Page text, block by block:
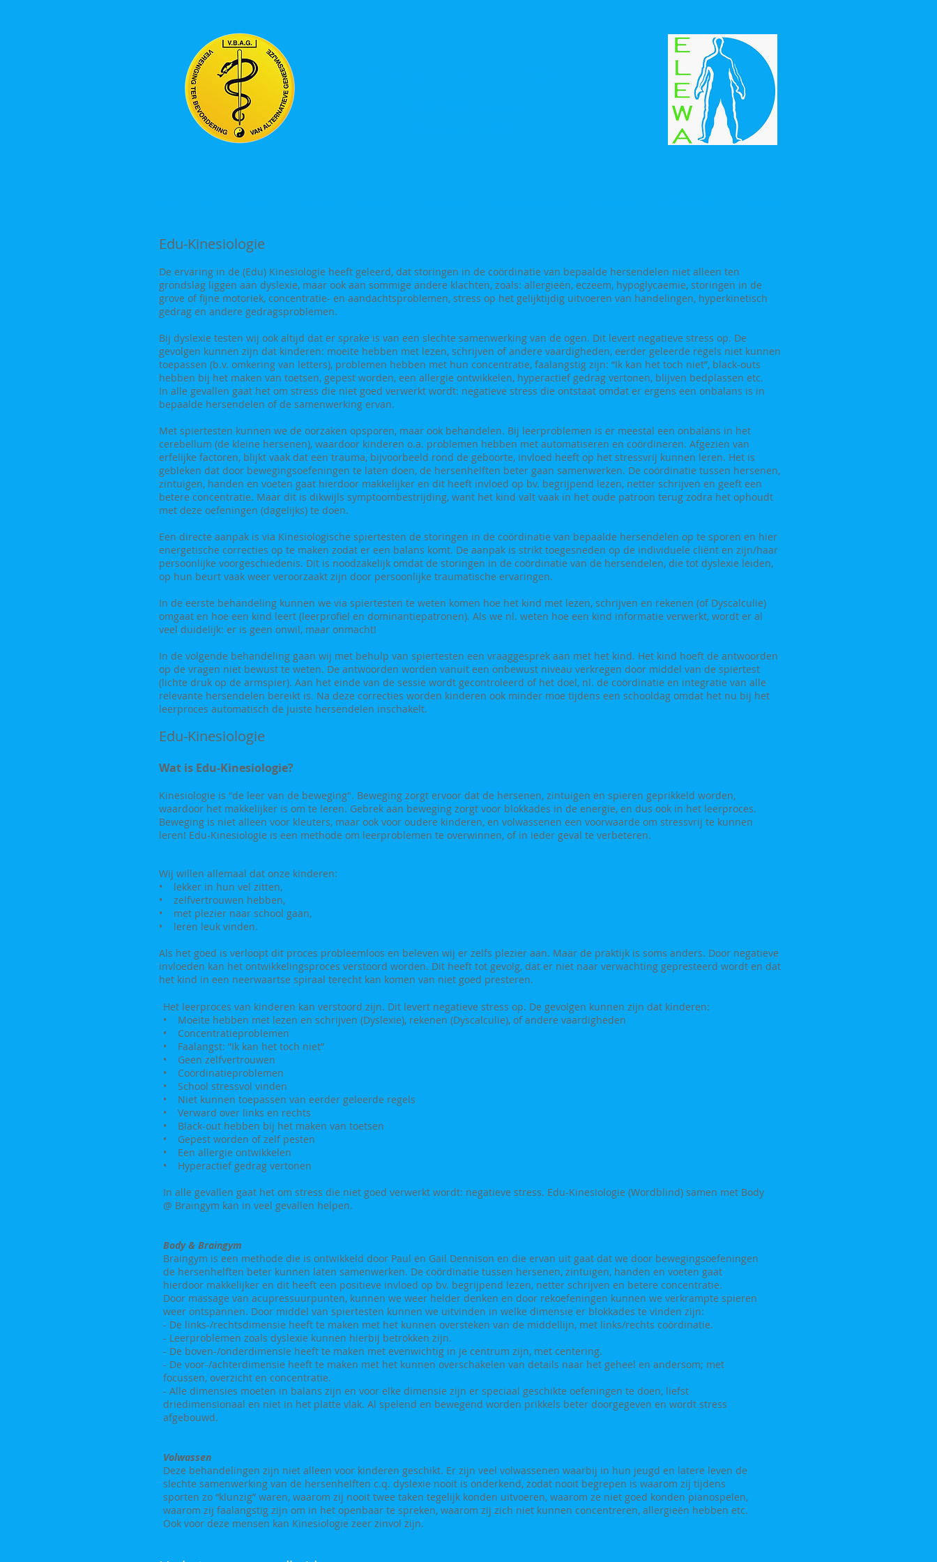
Edu-Kinesiologie
De ervaring in de (Edu) Kinesiologie heeft geleerd, dat storingen in de coördinatie van bepaalde hersendelen niet alleen ten
grondslag liggen aan dyslexie, maar ook aan sommige andere klachten, zoals: allergieën, eczeem, hypoglycaemie, storingen in de
grove of fijne motoriek, concentratie- en aandachtsproblemen, stress op het gelijktijdig uitvoeren van handelingen, hyperkinetisch
gedrag en andere gedragsproblemen.
Bij dyslexie testen wij ook altijd dat er sprake is van een slechte samenwerking van de ogen. Dit levert negatieve stress op. De
gevolgen kunnen zijn dat kinderen: moeite hebben met lezen, schrijven of andere vaardigheden, eerder geleerde regels niet kunnen
toepassen (b.v. omkering van letters), problemen hebben met hun concentratie, faalangstig zijn: “Ik kan het toch niet”, black-outs
hebben bij het maken van toetsen, gepest worden, een allergie ontwikkelen, hyperactief gedrag vertonen, blijven bedplassen etc.
In alle gevallen gaat het om stress die niet goed verwerkt wordt: negatieve stress die ontstaat omdat er ergens een onbalans is in
bepaalde hersendelen of de samenwerking ervan.
Met spiertesten kunnen we de oorzaken opsporen, maar ook behandelen. Bij leerproblemen is er meestal een onbalans in het
cerebellum (de kleine hersenen), waardoor kinderen o.a. problemen hebben met automatiseren en coördineren. Afgezien van
erfelijke factoren, blijkt vaak dat een trauma, bijvoorbeeld rond de geboorte, invloed heeft op het stressvrij kunnen leren. Het is
gebleken dat door bewegingsoefeningen te laten doen, de hersenhelften beter gaan samenwerken. De coördinatie tussen hersenen,
zintuigen, handen en voeten gaat hierdoor makkelijker en dit heeft invloed op bv. begrijpend lezen, netter schrijven en geeft een
betere concentratie. Maar dit is dikwijls symptoombestrijding, want het kind valt vaak in het oude patroon terug zodra het ophoudt
met deze oefeningen (dagelijks) te doen.
Een directe aanpak is via Kinesiologische spiertesten de storingen in de coördinatie van bepaalde hersendelen op te sporen en hier
energetische correcties op te maken zodat er een balans komt. De aanpak is strikt toegesneden op de individuele cliënt en zijn/haar
persoonlijke voorgeschiedenis. Dit is noodzakelijk omdat de storingen in de coördinatie van de hersendelen, die tot dyslexie leiden,
op hun beurt vaak weer veroorzaakt zijn door persoonlijke traumatische ervaringen.
In de eerste behandeling kunnen we via spiertesten te weten komen hoe het kind met lezen, schrijven en rekenen (of Dyscalculie)
omgaat en hoe een kind leert (leerprofiel en dominantiepatronen). Als we nl. weten hoe een kind informatie verwerkt, wordt er al
veel duidelijk: er is geen onwil, maar onmacht!
In de volgende behandeling gaan wij met behulp van spiertesten een vraaggesprek aan met het kind. Het kind hoeft de antwoorden
op de vragen niet bewust te weten. De antwoorden worden vanuit een onbewust niveau verkregen door middel van de spiertest
(lichte druk op de armspier). Aan het einde van de sessie wordt gecontroleerd of het doel, nl. de coördinatie en integratie van alle
relevante hersendelen bereikt is. Na deze correcties worden kinderen ook minder moe tijdens een schooldag omdat het nu bij het
leerproces automatisch de juiste hersendelen inschakelt.
Edu-Kinesiologie
Wat is Edu-Kinesiologie?
Kinesiologie is "de leer van de beweging". Beweging zorgt ervoor dat de hersenen, zintuigen en spieren geprikkeld worden,
waardoor het makkelijker is om te leren. Gebrek aan beweging zorgt voor blokkades in de energie, en dus ook in het leerproces.
Beweging is niet alleen voor kleuters, maar ook voor oudere kinderen, en volwassenen een voorwaarde om stressvrij te kunnen
leren! Edu-Kinesiologie is een methode om leerproblemen te overwinnen, of in ieder geval te verbeteren.
Wij willen allemaal dat onze kinderen:
• lekker in hun vel zitten,
• zelfvertrouwen hebben,
• met plezier naar school gaan,
• leren leuk vinden.
Als het goed is verloopt dit proces probleemloos en beleven wij er zelfs plezier aan. Maar de praktijk is soms anders. Door negatieve
invloeden kan het ontwikkelingsproces verstoord worden. Dit heeft tot gevolg, dat er niet naar verwachting gepresteerd wordt en dat
het kind in een neerwaartse spiraal terecht kan komen van niet goed presteren.
Het leerproces van kinderen kan verstoord zijn. Dit levert negatieve stress op. De gevolgen kunnen zijn dat kinderen:
• Moeite hebben met lezen en schrijven (Dyslexie), rekenen (Dyscalculie), of andere vaardigheden
• Concentratieproblemen
• Faalangst: ”Ik kan het toch niet”
• Geen zelfvertrouwen
• Coördinatieproblemen
• School stressvol vinden
• Niet kunnen toepassen van eerder geleerde regels
• Verward over links en rechts
• Black-out hebben bij het maken van toetsen
• Gepest worden of zelf pesten
• Een allergie ontwikkelen
• Hyperactief gedrag vertonen
In alle gevallen gaat het om stress die niet goed verwerkt wordt: negatieve stress. Edu-Kinesiologie (Wordblind) samen met Body
@ Braingym kan in veel gevallen helpen.
Body & Braingym
Braingym is een methode die is ontwikkeld door Paul en Gail Dennison en die ervan uit gaat dat we door bewegingsoefeningen
de hersenhelften beter kunnen laten samenwerken. De coördinatie tussen hersenen, zintuigen, handen en voeten gaat
hierdoor makkelijker en dit heeft een positieve invloed op bv. begrijpend lezen, netter schrijven en betere concentratie.
Door massage van acupressuurpunten, kunnen we weer helder denken en door rekoefeningen kunnen we verkrampte spieren
weer ontspannen. Door middel van spiertesten kunnen we uitvinden in welke dimensie er blokkades te vinden zijn:
- De links-/rechtsdimensie heeft te maken met het kunnen oversteken van de middellijn, met links/rechts coördinatie.
- Leerproblemen zoals dyslexie kunnen hierbij betrokken zijn.
- De boven-/onderdimensie heeft te maken met evenwichtig in je centrum zijn, met centering.
- De voor-/achterdimensie heeft te maken met het kunnen overschakelen van details naar het geheel en andersom; met
focussen, overzicht en concentratie.
- Alle dimensies moeten in balans zijn en voor elke dimensie zijn er speciaal geschikte oefeningen te doen, liefst
driedimensionaal en niet in het platte vlak. Al spelend en bewegend worden prikkels beter doorgegeven en wordt stress
afgebouwd.
Volwassen
Deze behandelingen zijn niet alleen voor kinderen geschikt. Er zijn veel volwassenen waarbij in hun jeugd en latere leven de
slechte samenwerking van de hersenhelften c.q. dyslexie nooit is onderkend, zodat nooit begrepen is waarom zij tijdens
sporten zo “klunzig” waren, waarom zij nooit twee taken tegelijk konden uitvoeren, waarom ze niet goed konden pianospelen,
waarom zij faalangstig zijn om in het openbaar te spreken, waarom zij zich niet kunnen concentreren, allergieën hebben etc.
Ook voor deze mensen kan Kinesiologie zeer zinvol zijn.